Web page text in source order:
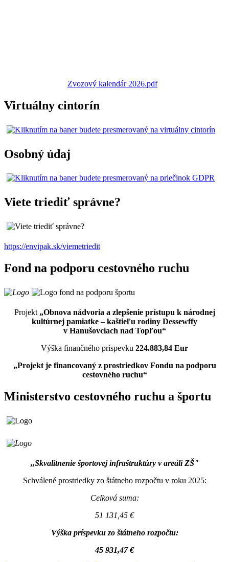
Zvozový kalendár 2026.pdf
Virtuálny cintorín
Osobný údaj
Viete triediť správne?
https://envipak.sk/viemetriedit
Fond na podporu cestovného ruchu
Projekt „Obnova nádvoria a zlepšenie prístupu k národnej
kultúrnej pamiatke – kaštieľu rodiny Dessewffy
v Hanušovciach nad Topľou“
Výška finančného príspevku 224.883,84 Eur
„Projekt je financovaný z prostriedkov Fondu na podporu
cestovného ruchu“
Ministerstvo cestovného ruchu a športu
,,Skvalitnenie športovej infraštruktúry v areáli ZŠ"
Schválené prostriedky zo štátneho rozpočtu v roku 2025:
Celková suma:
51 131,45 €
Výška príspevku zo štátneho rozpočtu:
45 931,47 €